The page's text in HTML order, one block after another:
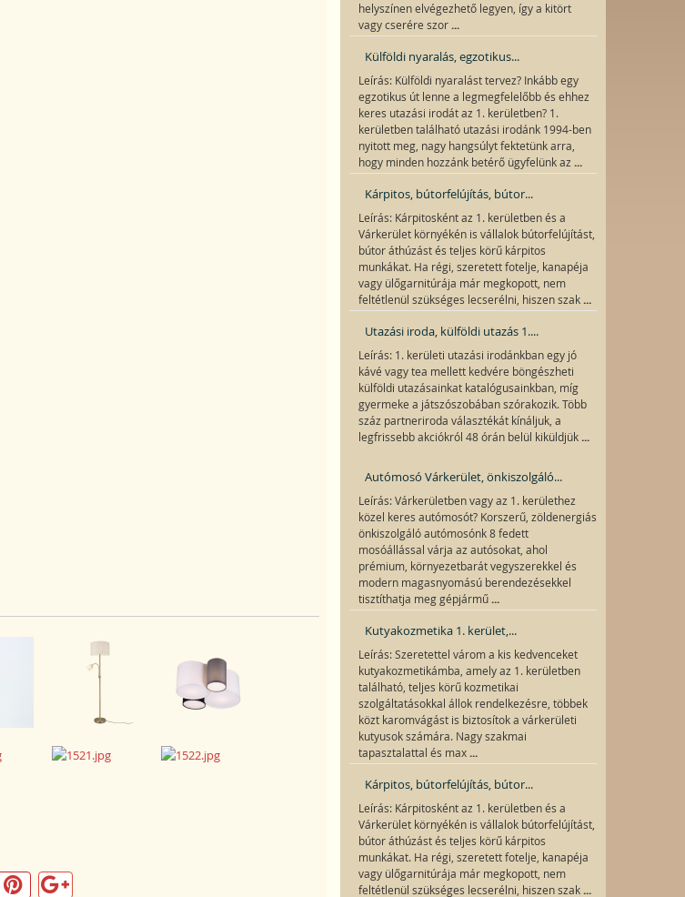
helyszínen elvégezhető legyen, így a kitört
vagy cserére szor ...
Külföldi nyaralás, egzotikus...
Leírás: Külföldi nyaralást tervez? Inkább egy
egzotikus út lenne a legmegfelelőbb és ehhez
keres utazási irodát az 1. kerületben? 1.
kerületben található utazási irodánk 1994-ben
nyitott meg, nagy hangsúlyt fektetünk arra,
hogy minden hozzánk betérő ügyfelünk az ...
Kárpitos, bútorfelújítás, bútor...
Leírás: Kárpitosként az 1. kerületben és a
Várkerület környékén is vállalok bútorfelújítást,
bútor áthúzást és teljes körű kárpitos
munkákat. Ha régi, szeretett fotelje, kanapéja
vagy ülőgarnitúrája már megkopott, nem
feltétlenül szükséges lecserélni, hiszen szak ...
Utazási iroda, külföldi utazás 1....
Leírás: 1. kerületi utazási irodánkban egy jó
kávé vagy tea mellett kedvére böngészheti
külföldi utazásainkat katalógusainkban, míg
gyermeke a játszószobában szórakozik. Több
száz partneriroda választékát kínáljuk, a
legfrissebb akciókról 48 órán belül kiküldjük ...
Autómosó Várkerület, önkiszolgáló...
Leírás: Várkerületben vagy az 1. kerülethez
közel keres autómosót? Korszerű, zöldenergiás
önkiszolgáló autómosónk 8 fedett
mosóállással várja az autósokat, ahol
prémium, környezetbarát vegyszerekkel és
modern magasnyomású berendezésekkel
tisztíthatja meg gépjármű ...
Kutyakozmetika 1. kerület,...
Leírás: Szeretettel várom a kis kedvenceket
kutyakozmetikámba, amely az 1. kerületben
található, teljes körű kozmetikai
szolgáltatásokkal állok rendelkezésre, többek
közt karomvágást is biztosítok a várkerületi
kutyusok számára. Nagy szakmai
tapasztalattal és max ...
Kárpitos, bútorfelújítás, bútor...
Leírás: Kárpitosként az 1. kerületben és a
Várkerület környékén is vállalok bútorfelújítást,
bútor áthúzást és teljes körű kárpitos
munkákat. Ha régi, szeretett fotelje, kanapéja
vagy ülőgarnitúrája már megkopott, nem
feltétlenül szükséges lecserélni, hiszen szak ...